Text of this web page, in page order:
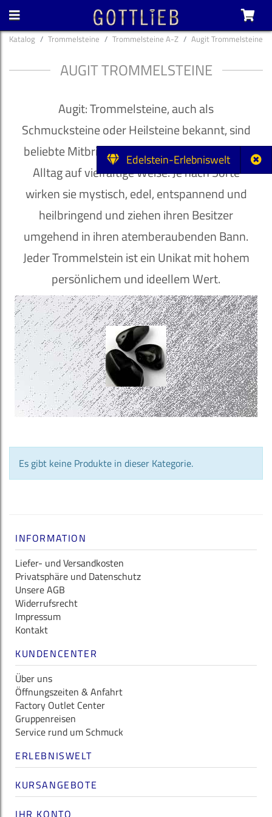
Edelstein-Erlebniswelt
Katalog Trommelsteine Trommelsteine A-Z Augit Trommelsteine
AUGIT TROMMELSTEINE
Augit: Trommelsteine, auch als
Schmucksteine oder Heilsteine bekannt, sind
beliebte Mitbringsel und bereichern unseren
Alltag auf vielfältige Weise. Je nach Sorte
wirken sie mystisch, edel, entspannend und
heilbringend und ziehen ihren Besitzer
umgehend in ihren atemberaubenden Bann.
Jeder Trommelstein ist ein Unikat mit hohem
persönlichem und ideellem Wert.
Es gibt keine Produkte in dieser Kategorie.
INFORMATION
Liefer- und Versandkosten
Privatsphäre und Datenschutz
Unsere AGB
Widerrufsrecht
Impressum
Kontakt
KUNDENCENTER
Über uns
Öffnungszeiten & Anfahrt
Factory Outlet Center
Gruppenreisen
Service rund um Schmuck
ERLEBNISWELT
KURSANGEBOTE
IHR KONTO